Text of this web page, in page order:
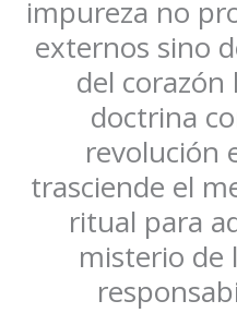
impureza no
externos sino
del
doctrina
revolución
trasciende el
ritual para
misterio de